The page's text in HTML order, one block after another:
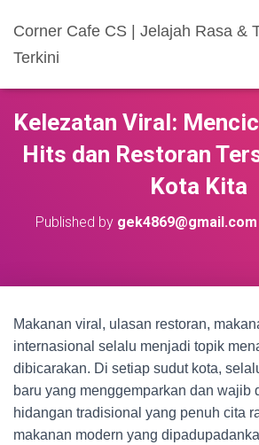
Corner Cafe CS | Jelajah Rasa &
Terkini
Kelezatan Viral:
Hits dan Restoran
Kota Kita
Published by gek4869@gmail.com
Makanan viral, ulasan restoran,
internasional selalu menjadi topik
dibicarakan. Di setiap sudut kota,
baru yang menggemparkan dan wajib
hidangan tradisional yang penuh cita
makanan modern yang